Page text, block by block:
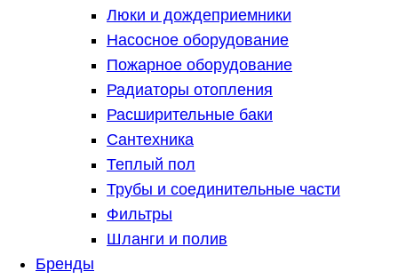
Люки и дождеприемники
Насосное оборудование
Пожарное оборудование
Радиаторы отопления
Расширительные баки
Сантехника
Теплый пол
Трубы и соединительные части
Фильтры
Шланги и полив
Бренды